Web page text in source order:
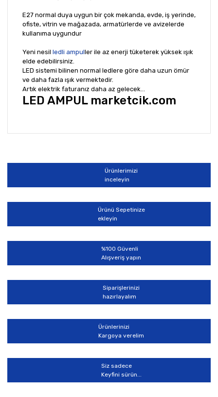
E27 normal duya uygun bir çok mekanda, evde, iş yerinde,
ofiste, vitrin ve mağazada, armatürlerde ve avizelerde
kullanıma uygundur
Yeni nesil ledli ampuller ile az enerji tüketerek yüksek ışık
elde edebilirsiniz.
LED sistemi bilinen normal ledlere göre daha uzun ömür
ve daha fazla ışık vermektedir.
Artık elektrik faturanız daha az gelecek...
LED AMPUL marketcik.com
Yorum Yaz
Bu ürünün fiyat bilgisi, resim, ürün açıklamalarında ve
Görüş ve önerileriniz için teşekkür ederiz.
Ürün resmi kalitesiz, bozuk veya görüntülenemiyor.
Ürün açıklamasında eksik bilgiler bulunuyor.
Ürün bilgilerinde hatalar bulunuyor.
Ürün fiyatı diğer sitelerden daha pahalı.
Bu ürüne benzer farklı alternatifler olmalı.
Gönder
Ürünlerimizi
inceleyin
Ürünü Sepetinize
ekleyin
%100 Güvenli
Alışveriş yapın
Siparişlerinizi
hazırlayalım
Ürünlerinizi
Kargoya verelim
Siz sadece
Keyfini sürün...